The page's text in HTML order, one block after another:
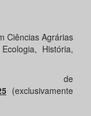
Ciências Agrárias
História,
de
(exclusivamente